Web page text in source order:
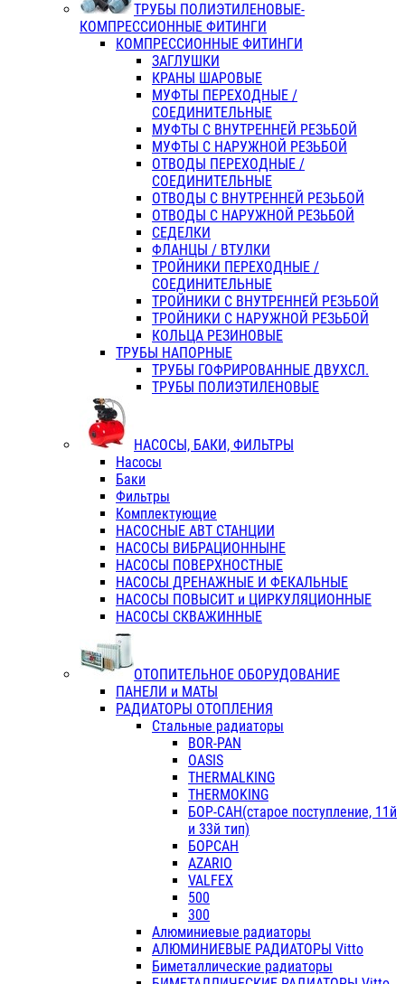
ТРУБЫ ПОЛИЭТИЛЕНОВЫЕ-
КОМПРЕССИОННЫЕ ФИТИНГИ
КОМПРЕССИОННЫЕ ФИТИНГИ
ЗАГЛУШКИ
КРАНЫ ШАРОВЫЕ
МУФТЫ ПЕРЕХОДНЫЕ /
СОЕДИНИТЕЛЬНЫЕ
МУФТЫ С ВНУТРЕННЕЙ РЕЗЬБОЙ
МУФТЫ С НАРУЖНОЙ РЕЗЬБОЙ
ОТВОДЫ ПЕРЕХОДНЫЕ /
СОЕДИНИТЕЛЬНЫЕ
ОТВОДЫ С ВНУТРЕННЕЙ РЕЗЬБОЙ
ОТВОДЫ С НАРУЖНОЙ РЕЗЬБОЙ
СЕДЕЛКИ
ФЛАНЦЫ / ВТУЛКИ
ТРОЙНИКИ ПЕРЕХОДНЫЕ /
СОЕДИНИТЕЛЬНЫЕ
ТРОЙНИКИ С ВНУТРЕННЕЙ РЕЗЬБОЙ
ТРОЙНИКИ С НАРУЖНОЙ РЕЗЬБОЙ
КОЛЬЦА РЕЗИНОВЫЕ
ТРУБЫ НАПОРНЫЕ
ТРУБЫ ГОФРИРОВАННЫЕ ДВУХСЛ.
ТРУБЫ ПОЛИЭТИЛЕНОВЫЕ
НАСОСЫ, БАКИ, ФИЛЬТРЫ
Насосы
Баки
Фильтры
Комплектующие
НАСОСНЫЕ АВТ СТАНЦИИ
НАСОСЫ ВИБРАЦИОННЫНЕ
НАСОСЫ ПОВЕРХНОСТНЫЕ
НАСОСЫ ДРЕНАЖНЫЕ И ФЕКАЛЬНЫЕ
НАСОСЫ ПОВЫСИТ и ЦИРКУЛЯЦИОННЫЕ
НАСОСЫ СКВАЖИННЫЕ
ОТОПИТЕЛЬНОЕ ОБОРУДОВАНИЕ
ПАНЕЛИ и МАТЫ
РАДИАТОРЫ ОТОПЛЕНИЯ
Стальные радиаторы
BOR-PAN
OASIS
THERMALKING
THERMOKING
БОР-САН(старое поступление, 11й
и 33й тип)
БОРСАН
AZARIO
VALFEX
500
300
Алюминиевые радиаторы
АЛЮМИНИЕВЫЕ РАДИАТОРЫ Vitto
Биметаллические радиаторы